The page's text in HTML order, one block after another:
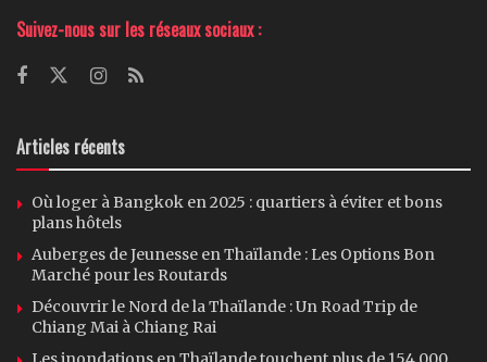
Suivez-nous sur les réseaux sociaux :
Articles récents
Où loger à Bangkok en 2025 : quartiers à éviter et bons
plans hôtels
Auberges de Jeunesse en Thaïlande : Les Options Bon
Marché pour les Routards
Découvrir le Nord de la Thaïlande : Un Road Trip de
Chiang Mai à Chiang Rai